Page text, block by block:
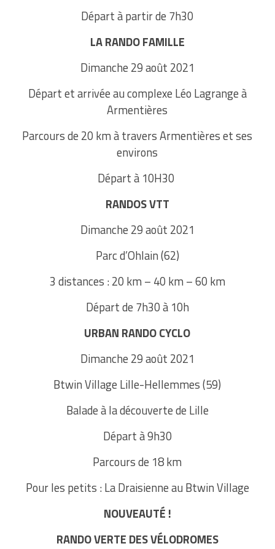
Départ à partir de 7h30
LA RANDO FAMILLE
Dimanche 29 août 2021
Départ et arrivée au complexe Léo Lagrange à
Armentières
Parcours de 20 km à travers Armentières et ses
environs
Départ à 10H30
RANDOS VTT
Dimanche 29 août 2021
Parc d’Ohlain (62)
3 distances : 20 km – 40 km – 60 km
Départ de 7h30 à 10h
URBAN RANDO CYCLO
Dimanche 29 août 2021
Btwin Village Lille-Hellemmes (59)
Balade à la découverte de Lille
Départ à 9h30
Parcours de 18 km
Pour les petits : La Draisienne au Btwin Village
NOUVEAUTÉ !
RANDO VERTE DES VÉLODROMES